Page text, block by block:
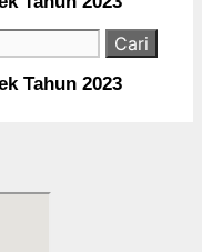
Tahun 2023